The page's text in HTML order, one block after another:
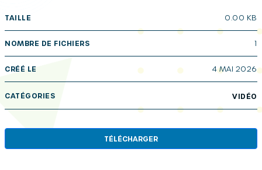
TAILLE 0.00 KB
NOMBRE DE FICHIERS 1
CRÉÉ LE 4 MAI 2026
CATÉGORIES VIDÉO
TÉLÉCHARGER